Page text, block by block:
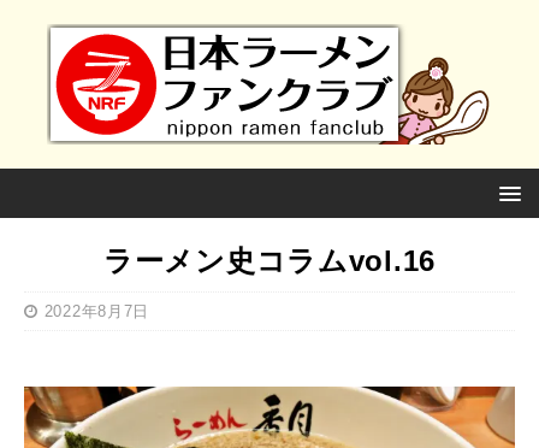
ラーメン史コラムvol.16
2022年8月7日